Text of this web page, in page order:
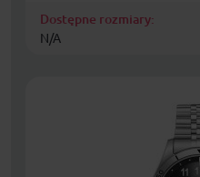
Dostępne rozmiary:
N/A